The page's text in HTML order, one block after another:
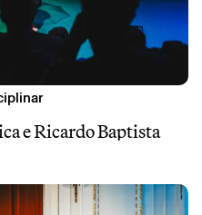
e Ricardo Baptista